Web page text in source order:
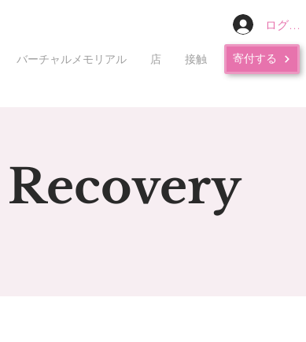
ログイン
バーチャルメモリアル 店 接触 寄付する